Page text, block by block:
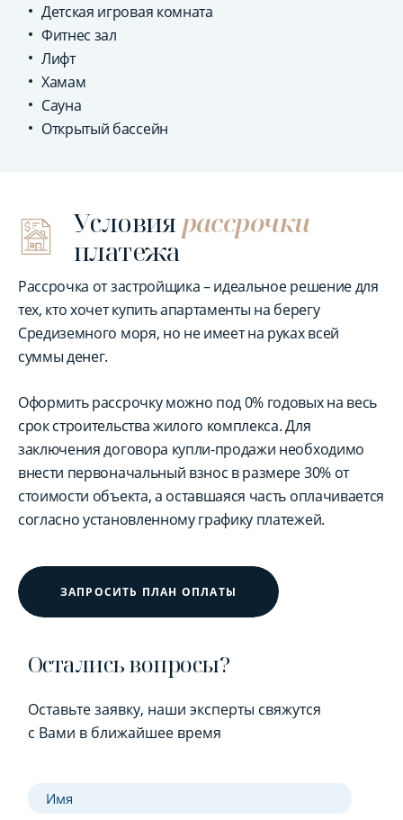
Детская игровая комната
Фитнес зал
Лифт
Хамам
Сауна
Открытый бассейн
Условиярассрочки
платежа
Рассрочка от застройщика – идеальное решение для
тех, кто хочет купить апартаменты на берегу
Средиземного моря, но не имеет на руках всей
суммы денег.
Оформить рассрочку можно под 0% годовых на весь
срок строительства жилого комплекса. Для
заключения договора купли-продажи необходимо
внести первоначальный взнос в размере 30% от
стоимости объекта, а оставшаяся часть оплачивается
согласно установленному графику платежей.
ЗАПРОСИТЬ ПЛАН ОПЛАТЫ
Остались вопросы?
Оставьте заявку, наши эксперты свяжутся
с Вами в ближайшее время